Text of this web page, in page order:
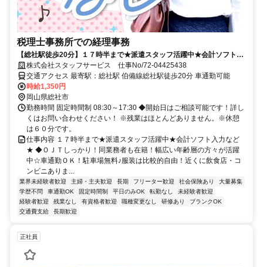
税理士事務所での経理事務
【総社駅徒歩20分】１７時半まで★派遣スタッフ活躍中★会計ソフト入
力など★
株式会社スタッフサービス 仕事No/72-04425438
交通アクセス 最寄駅：総社駅 伯備線総社駅徒歩20分 車通勤可能
時給1,350円
岡山県総社市
勤務時間 固定時間制 08:30～17:30 ◆開始日はご相談可能です！詳し
くはお問い合わせください！ ※残業はほとんどありません。※休憩
は６０分です。
仕事内容 １７時半まで★派遣スタッフ活躍中★会計ソフト入力など
★ ◆ＯＪＴしっかり！同業務者も在籍！幅広い年齢層の方々が活躍
中☆車通勤ＯＫ！駐車場無料♪服装は比較的自由！近くに飲食店・コ
ンビニありま...
業界未経験者歓迎 主婦・主夫歓迎 長期 フリーター歓迎 社会保険あり
大量募集
学歴不問
車通勤OK 固定時間制 平日のみOK 転勤なし
未経験者歓迎
経験者歓迎
残業なし 有資格者歓迎 職種変更なし 研修あり
ブランクOK
交通費支給
長期歓迎
正社員